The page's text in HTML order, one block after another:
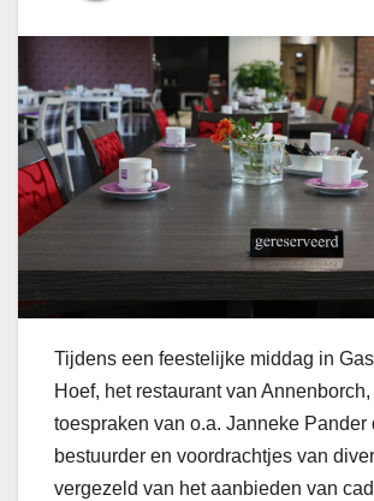
Tijdens een feestelijke middag in
Hoef, het restaurant van Annenborch,
toespraken van o.a. Janneke Pander
bestuurder en voordrachtjes van
vergezeld van het aanbieden van